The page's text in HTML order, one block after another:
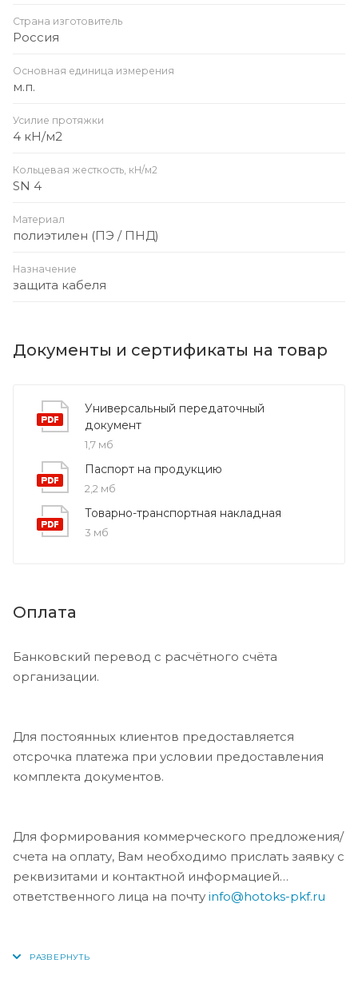
Страна изготовитель
Россия
Основная единица измерения
м.п.
Усилие протяжки
4 кН/м2
Кольцевая жесткость, кН/м2
SN 4
Материал
полиэтилен (ПЭ / ПНД)
Назначение
защита кабеля
Документы и сертификаты на товар
Универсальный передаточный
документ
1,7 мб
Паспорт на продукцию
2,2 мб
Товарно-транспортная накладная
3 мб
Оплата
Банковский перевод с расчётного счёта
организации.
Для постоянных клиентов предоставляется
отсрочка платежа при условии предоставления
комплекта документов.
Для формирования коммерческого предложения/
счета на оплату, Вам необходимо прислать заявку с
реквизитами и контактной информацией
ответственного лица на почту info@hotoks-pkf.ru